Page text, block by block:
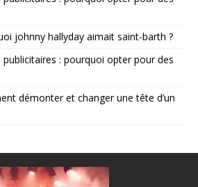
johnny hallyday aimait saint-barth ?
publicitaires : pourquoi opter pour des
démonter et changer une tête d’un